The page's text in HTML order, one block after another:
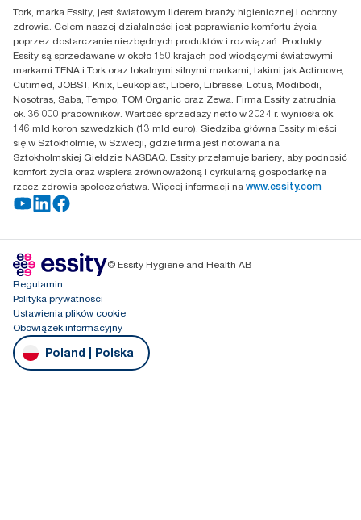
Puławska 180
02-670 Warszawa
Polska
Tork, marka Essity, jest światowym liderem branży higienicznej i ochrony
zdrowia. Celem naszej działalności jest poprawianie komfortu życia
poprzez dostarczanie niezbędnych produktów i rozwiązań. Produkty
Essity są sprzedawane w około 150 krajach pod wiodącymi światowymi
markami TENA i Tork oraz lokalnymi silnymi markami, takimi jak Actimove,
Cutimed, JOBST, Knix, Leukoplast, Libero, Libresse, Lotus, Modibodi,
Nosotras, Saba, Tempo, TOM Organic oraz Zewa. Firma Essity zatrudnia
ok. 36 000 pracowników. Wartość sprzedaży netto w 2024 r. wyniosła ok.
146 mld koron szwedzkich (13 mld euro). Siedziba główna Essity mieści
się w Sztokholmie, w Szwecji, gdzie firma jest notowana na
Sztokholmskiej Giełdzie NASDAQ. Essity przełamuje bariery, aby podnosić
komfort życia oraz wspiera zrównoważoną i cyrkularną gospodarkę na
rzecz zdrowia społeczeństwa. Więcej informacji na www.essity.com
© Essity Hygiene and Health AB
Regulamin
Polityka prywatności
Ustawienia plików cookie
Obowiązek informacyjny
Poland | Polska